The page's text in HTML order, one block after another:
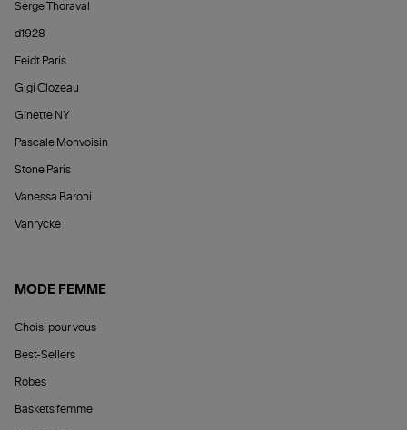
Serge Thoraval
d1928
Feidt Paris
Gigi Clozeau
Ginette NY
Pascale Monvoisin
Stone Paris
Vanessa Baroni
Vanrycke
MODE FEMME
Choisi pour vous
Best-Sellers
Robes
Baskets femme